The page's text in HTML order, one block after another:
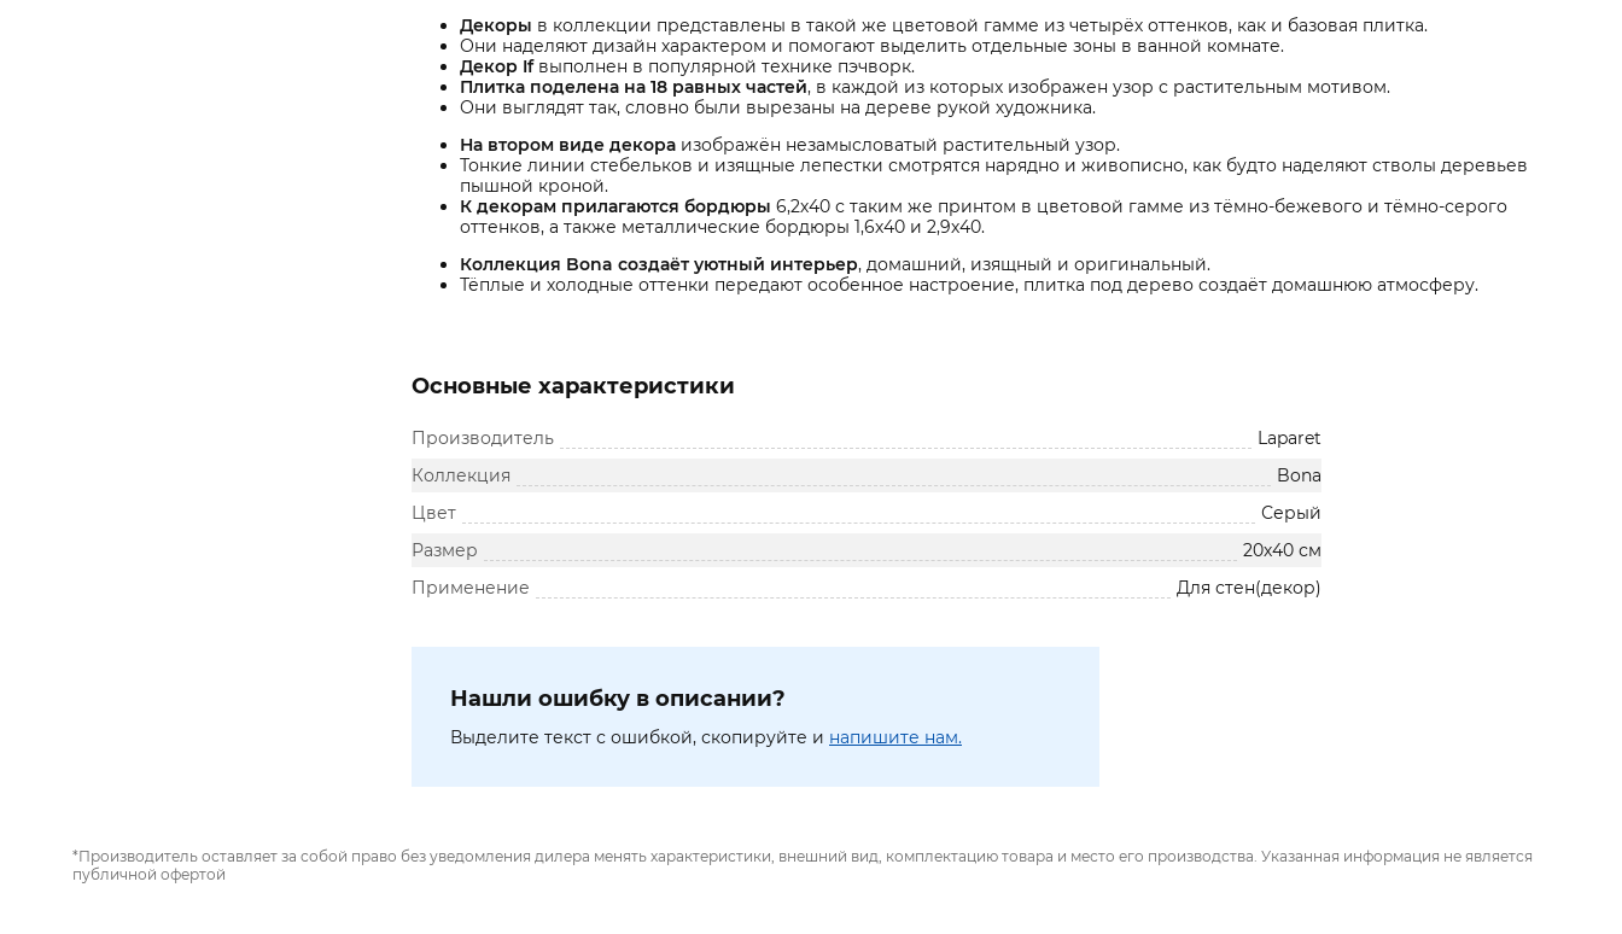
Декоры в коллекции представлены в такой же цветовой гамме из четырёх оттенков, как и базовая плитка.
Они наделяют дизайн характером и помогают выделить отдельные зоны в ванной комнате.
Декор Ifвыполнен в популярной технике пэчворк.
Плитка поделена на 18 равных частей, в каждой из которых изображен узор с растительным мотивом.
Они выглядят так, словно были вырезаны на дереве рукой художника.
На втором виде декора изображён незамысловатый растительный узор.
Тонкие линии стебельков и изящные лепестки смотрятся нарядно и живописно, как будто наделяют стволы деревьев
пышной кроной.
К декорам прилагаются бордюры 6,2х40 с таким же принтом в цветовой гамме из тёмно-бежевого и тёмно-серого
оттенков, а также металлические бордюры 1,6х40 и 2,9х40.
Коллекция Bona создаёт уютный интерьер, домашний, изящный и оригинальный.
Тёплые и холодные оттенки передают особенное настроение, плитка под дерево создаёт домашнюю атмосферу.
Основные характеристики
Производитель
Laparet
Коллекция
Bona
Цвет
Серый
Размер
20х40 см
Применение
Для стен(декор)
Нашли ошибку в описании?
Выделите текст с ошибкой, скопируйте и напишите нам.
*Производитель оставляет за собой право без уведомления дилера менять характеристики, внешний вид, комплектацию товара и место его производства. Указанная информация не является
публичной офертой